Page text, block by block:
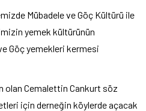
Mübadele ve Göç Kültürü ile
yemek kültürünün
Göç yemekleri kermesi
olan Cemalettin Cankurt söz
için derneğin köylerde açacak